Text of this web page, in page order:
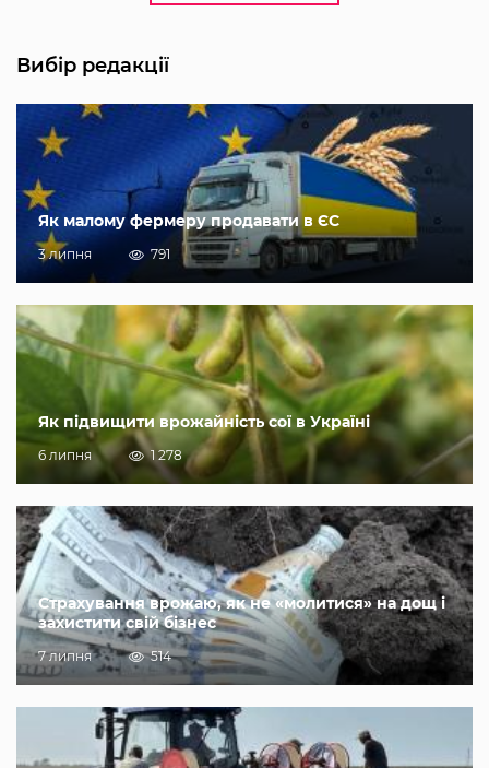
Вибір редакції
Як малому фермеру продавати в ЄС
3 липня 791
Як підвищити врожайність сої в Україні
6 липня 1 278
Страхування врожаю, як не «молитися» на дощ і
захистити свій бізнес
7 липня 514